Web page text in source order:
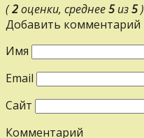
(2оценки, среднее5из5)
Добавить комментарий
Имя
Email
Сайт
Комментарий